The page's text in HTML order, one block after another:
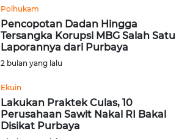
Polhukam
Pencopotan Dadan Hingga
Tersangka Korupsi MBG Salah Satu
Laporannya dari Purbaya
2 bulan yang lalu
Ekuin
Lakukan Praktek Culas, 10
Perusahaan Sawit Nakal RI Bakal
Disikat Purbaya